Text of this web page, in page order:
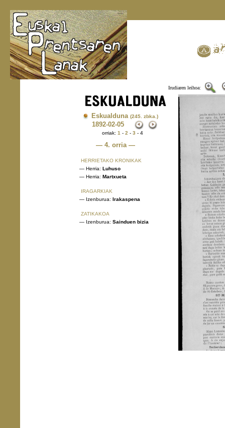
Irudiaren leihoa:
Eskualduna (245. zbka.)
1892-02-05
orriak: 1 - 2 - 3 - 4
— 4. orria —
HERRIETAKO KRONIKAK
— Herria: Luhuso
— Herria: Martxueta
IRAGARKIAK
— Izenburua: Irakaspena
ZATIKAKOA
— Izenburua: Sainduen bizia